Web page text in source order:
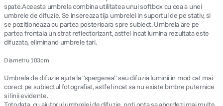
spate.Aceasta umbrela combina utilitatea unui softbox cu cea a unei
umbrele de difuzie. Se insereaza tija umbrelei in suportul de pe stativ, si
se pozitioneaza cu partea posterioara spre subiect. Umbrela are pe
partea frontala un strat reflectorizant, astfel incat lumina rezultata este
difuzata, eliminand umbrele tari.
Diametru 103cm
Umbrela de difuzie ajuta la "spargerea" sau difuzia luminii in mod cat mai
corect pe subiectul fotografiat, astfel incat sa nu existe bmbre puternice
si linii evidente.